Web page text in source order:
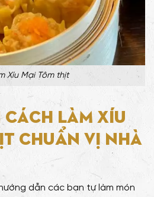
Xíu Mại Tôm thịt
làm Xíu
chuẩn vị nhà
dẫn các bạn tự làm món